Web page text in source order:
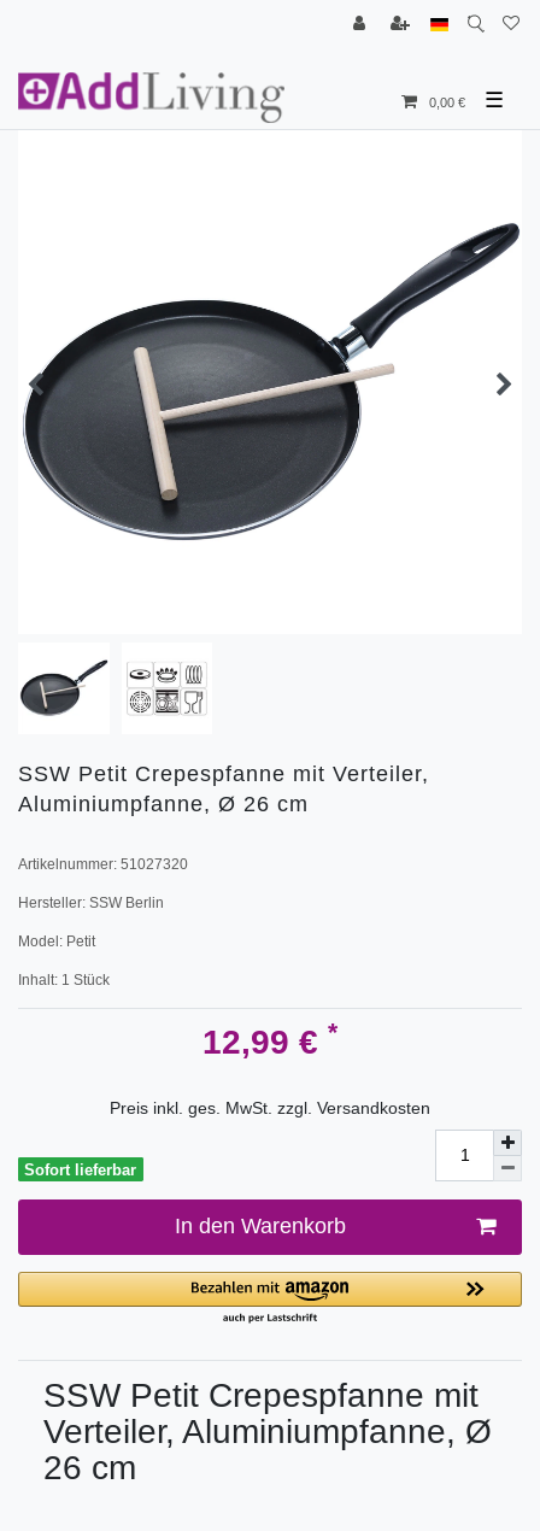
0,00 € ☰
SSW Petit Crepespfanne mit Verteiler,
Aluminiumpfanne, Ø 26 cm
Artikelnummer: 51027320
Hersteller: SSW Berlin
Model: Petit
Inhalt: 1 Stück
12,99 € *
Preis inkl. ges. MwSt. zzgl. Versandkosten
Sofort lieferbar
In den Warenkorb
SSW Petit Crepespfanne mit
Verteiler, Aluminiumpfanne, Ø
26 cm